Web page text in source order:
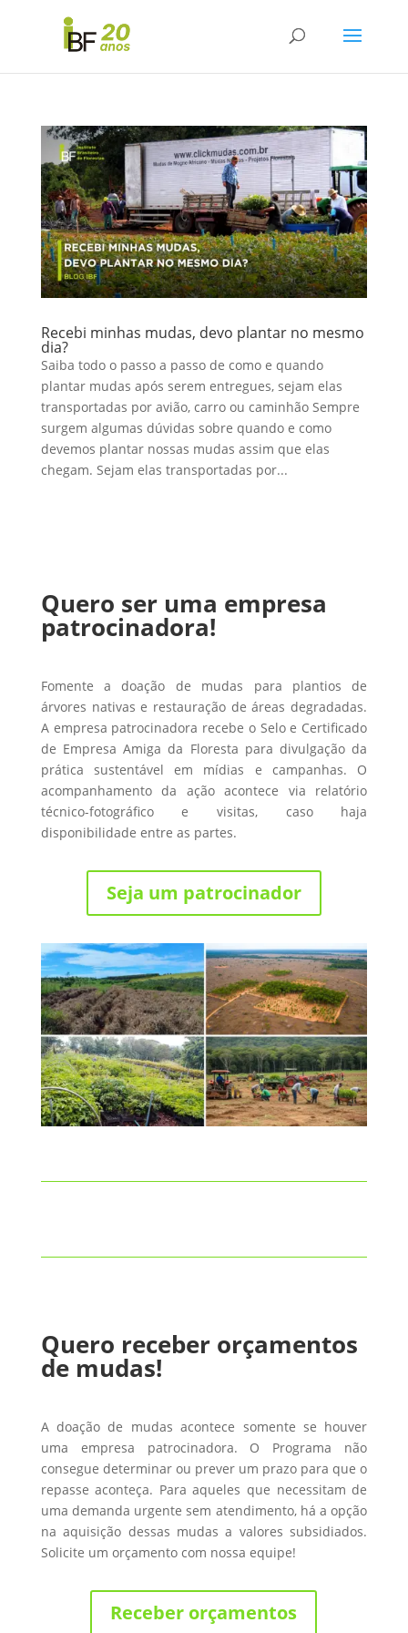
Recebi minhas mudas, devo plantar no mesmo
dia?
Saiba todo o passo a passo de como e quando
plantar mudas após serem entregues, sejam elas
transportadas por avião, carro ou caminhão Sempre
surgem algumas dúvidas sobre quando e como
devemos plantar nossas mudas assim que elas
chegam. Sejam elas transportadas por...
Quero ser uma empresa
patrocinadora!
Fomente a doação de mudas para plantios de
árvores nativas e restauração de áreas degradadas.
A empresa patrocinadora recebe o Selo e Certificado
de Empresa Amiga da Floresta para divulgação da
prática sustentável em mídias e campanhas. O
acompanhamento da ação acontece via relatório
técnico-fotográfico e visitas, caso haja
disponibilidade entre as partes.
Seja um patrocinador
Quero receber orçamentos
de mudas!
A doação de mudas acontece somente se houver
uma empresa patrocinadora. O Programa não
consegue determinar ou prever um prazo para que o
repasse aconteça. Para aqueles que necessitam de
uma demanda urgente sem atendimento, há a opção
na aquisição dessas mudas a valores subsidiados.
Solicite um orçamento com nossa equipe!
Receber orçamentos